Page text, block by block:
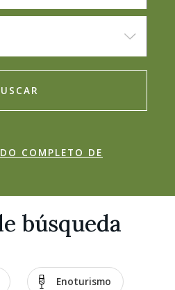
COMPLETO DE
búsqueda
Enoturismo